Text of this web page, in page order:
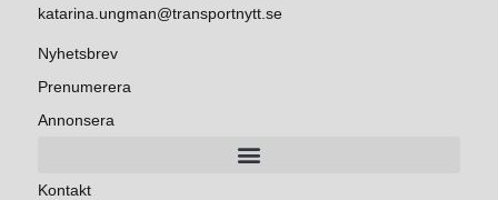
katarina.ungman@transportnytt.se
Nyhetsbrev
Prenumerera
Annonsera
Kontakt